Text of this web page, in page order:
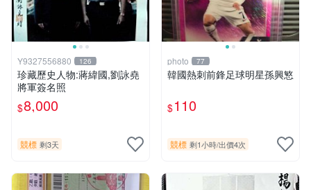
Y9327556880 126
珍藏歷史人物:蔣緯國,劉詠堯
將軍簽名照
$8,000
競標 剩3天
photo 77
韓國熱刺前鋒足球明星孫興慜
$110
競標 剩1小時/出價4次